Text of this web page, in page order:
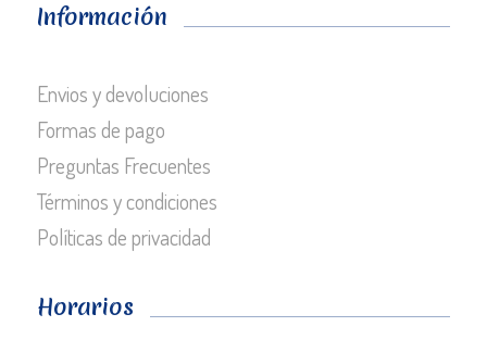
Información
Envios y devoluciones
Formas de pago
Preguntas Frecuentes
Términos y condiciones
Políticas de privacidad
Horarios